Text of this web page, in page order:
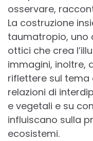
osservare,
La costruzione
taumatropio, uno
ottici che crea
immagini, inoltre,
riflettere sul tema
relazioni di
e vegetali e su
influiscano sulla
ecosistemi.